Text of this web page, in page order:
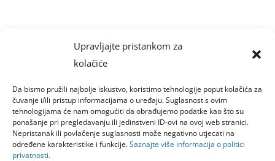
Upravljajte pristankom za
kolačiće
Da bismo pružili najbolje iskustvo, koristimo tehnologije poput kolačića za
čuvanje i/ili pristup informacijama o uređaju. Suglasnost s ovim
tehnologijama će nam omogućiti da obrađujemo podatke kao što su
ponašanje pri pregledavanju ili jedinstveni ID-ovi na ovoj web stranici.
Nepristanak ili povlačenje suglasnosti može negativno utjecati na
određene karakteristike i funkcije.Saznajte više informacija o politici
privatnosti.